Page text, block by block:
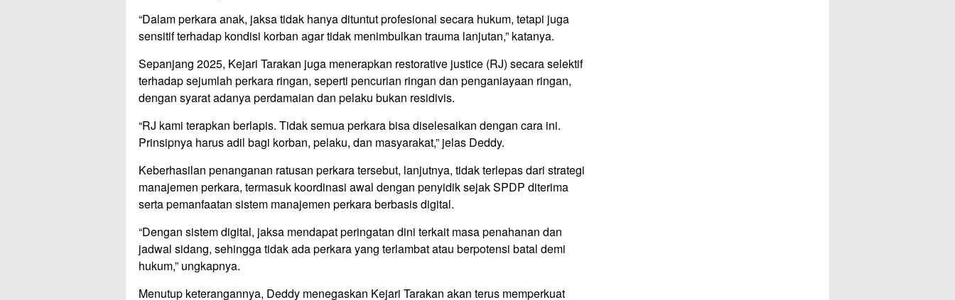
“Dalam perkara anak, jaksa tidak hanya dituntut profesional secara hukum, tetapi juga
sensitif terhadap kondisi korban agar tidak menimbulkan trauma lanjutan,” katanya.
Sepanjang 2025, Kejari Tarakan juga menerapkan restorative justice (RJ) secara selektif
terhadap sejumlah perkara ringan, seperti pencurian ringan dan penganiayaan ringan,
dengan syarat adanya perdamaian dan pelaku bukan residivis.
“RJ kami terapkan berlapis. Tidak semua perkara bisa diselesaikan dengan cara ini.
Prinsipnya harus adil bagi korban, pelaku, dan masyarakat,” jelas Deddy.
Keberhasilan penanganan ratusan perkara tersebut, lanjutnya, tidak terlepas dari strategi
manajemen perkara, termasuk koordinasi awal dengan penyidik sejak SPDP diterima
serta pemanfaatan sistem manajemen perkara berbasis digital.
“Dengan sistem digital, jaksa mendapat peringatan dini terkait masa penahanan dan
jadwal sidang, sehingga tidak ada perkara yang terlambat atau berpotensi batal demi
hukum,” ungkapnya.
Menutup keterangannya, Deddy menegaskan Kejari Tarakan akan terus memperkuat